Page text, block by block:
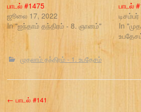
பாடல் #1475
ஜூலை 17, 2022
In "ஐந்தாம் தந்திரம் - 8. ஞானம்"
பாடல்
In
முதலாம் தந்திரம் - 1. உபதேசம்
P
← பாடல் #141